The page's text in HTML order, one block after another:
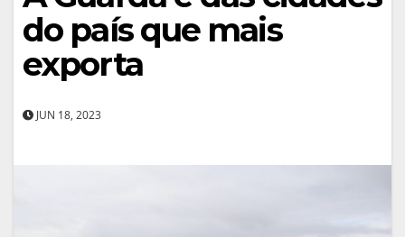
do país que mais
exporta
JUN 18, 2023